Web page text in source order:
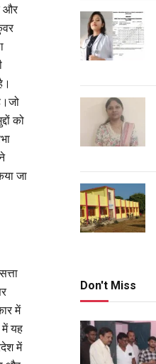
और
को
जा
में
यह
में
Don't Miss